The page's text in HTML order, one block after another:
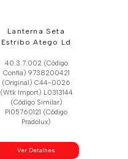
Lanterna Seta
Estribo Atego Ld
40.3.7.002 (Código
Confia) 9738200421
(Original) C44-0026
(Wtk Import) L0313144
(Código Similar)
Pl05760121 (Código
Pradolux)
Ver Detalhes